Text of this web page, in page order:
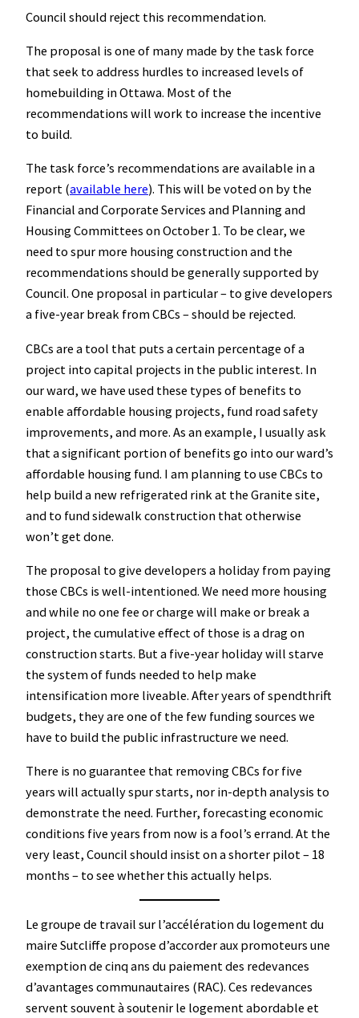
Council should reject this recommendation.
The proposal is one of many made by the task force
that seek to address hurdles to increased levels of
homebuilding in Ottawa. Most of the
recommendations will work to increase the incentive
to build.
The task force’s recommendations are available in a
report (available here). This will be voted on by the
Financial and Corporate Services and Planning and
Housing Committees on October 1. To be clear, we
need to spur more housing construction and the
recommendations should be generally supported by
Council. One proposal in particular – to give developers
a five-year break from CBCs – should be rejected.
CBCs are a tool that puts a certain percentage of a
project into capital projects in the public interest. In
our ward, we have used these types of benefits to
enable affordable housing projects, fund road safety
improvements, and more. As an example, I usually ask
that a significant portion of benefits go into our ward’s
affordable housing fund. I am planning to use CBCs to
help build a new refrigerated rink at the Granite site,
and to fund sidewalk construction that otherwise
won’t get done.
The proposal to give developers a holiday from paying
those CBCs is well-intentioned. We need more housing
and while no one fee or charge will make or break a
project, the cumulative effect of those is a drag on
construction starts. But a five-year holiday will starve
the system of funds needed to help make
intensification more liveable. After years of spendthrift
budgets, they are one of the few funding sources we
have to build the public infrastructure we need.
There is no guarantee that removing CBCs for five
years will actually spur starts, nor in-depth analysis to
demonstrate the need. Further, forecasting economic
conditions five years from now is a fool’s errand. At the
very least, Council should insist on a shorter pilot – 18
months – to see whether this actually helps.
Le groupe de travail sur l’accélération du logement du
maire Sutcliffe propose d’accorder aux promoteurs une
exemption de cinq ans du paiement des redevances
d’avantages communautaires (RAC). Ces redevances
servent souvent à soutenir le logement abordable et